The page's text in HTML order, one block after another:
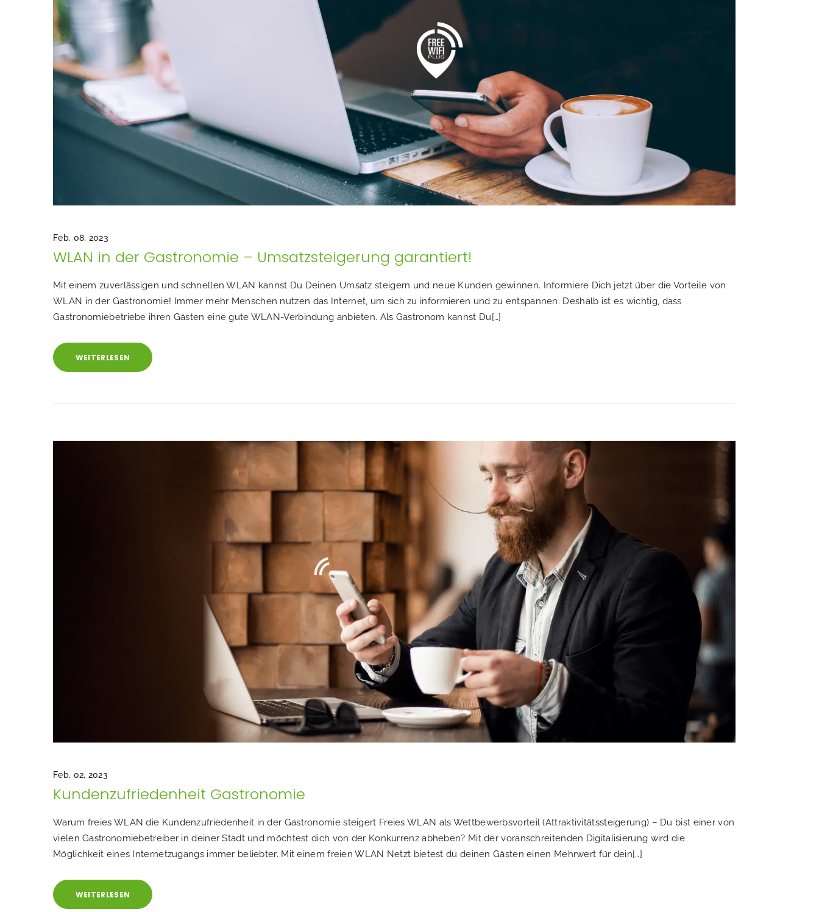
Feb. 08, 2023
WLAN in der Gastronomie – Umsatzsteigerung garantiert!
Mit einem zuverlässigen und schnellen WLAN kannst Du Deinen Umsatz steigern und neue Kunden gewinnen. Informiere Dich jetzt über die Vorteile von
WLAN in der Gastronomie! Immer mehr Menschen nutzen das Internet, um sich zu informieren und zu entspannen. Deshalb ist es wichtig, dass
Gastronomiebetriebe ihren Gästen eine gute WLAN-Verbindung anbieten. Als Gastronom kannst Du[…]
WEITERLESEN
Feb. 02, 2023
Kundenzufriedenheit Gastronomie
Warum freies WLAN die Kundenzufriedenheit in der Gastronomie steigert Freies WLAN als Wettbewerbsvorteil (Attraktivitätssteigerung) – Du bist einer von
vielen Gastronomiebetreiber in deiner Stadt und möchtest dich von der Konkurrenz abheben? Mit der voranschreitenden Digitalisierung wird die
Möglichkeit eines Internetzugangs immer beliebter. Mit einem freien WLAN Netzt bietest du deinen Gästen einen Mehrwert für dein[…]
WEITERLESEN